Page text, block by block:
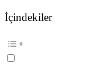
İçindekiler